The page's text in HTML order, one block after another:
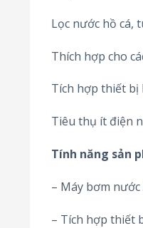
Lọc nước hồ cá,
Thích hợp cho
Tích hợp thiết bị
Tiêu thụ ít điện
Tính năng sản
– Máy bơm
– Tích hợp thiết